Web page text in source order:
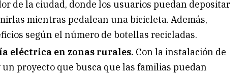
de la ciudad, donde los usuarios puedan depositar
mientras pedalean una bicicleta. Además,
según el número de botellas recicladas.
eléctrica en zonas rurales. Con la instalación de
proyecto que busca que las familias puedan